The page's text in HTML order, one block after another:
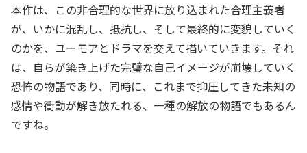
本作は、この非合理的な世界に放り込まれた合理主義者
が、いかに混乱し、抵抗し、そして最終的に変貌していく
のかを、ユーモアとドラマを交えて描いていきます。それ
は、自らが築き上げた完璧な自己イメージが崩壊していく
恐怖の物語であり、同時に、これまで抑圧してきた未知の
感情や衝動が解き放たれる、一種の解放の物語でもあるん
ですね。